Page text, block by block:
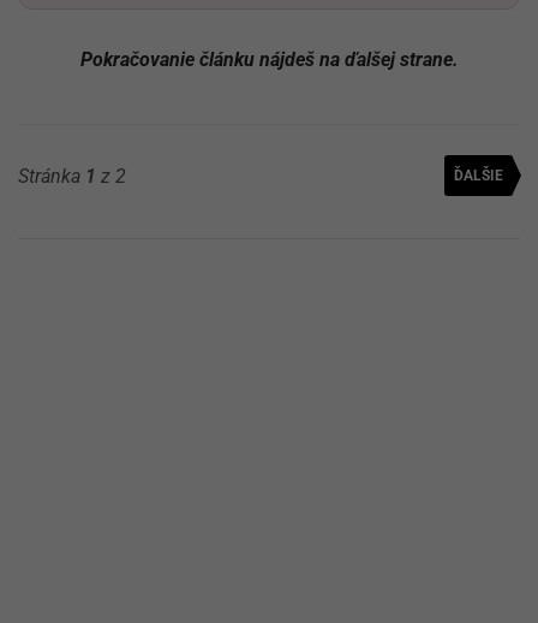
Pokračovanie článku nájdeš na ďalšej strane.
Stránka 1 z 2 ĎALŠIE